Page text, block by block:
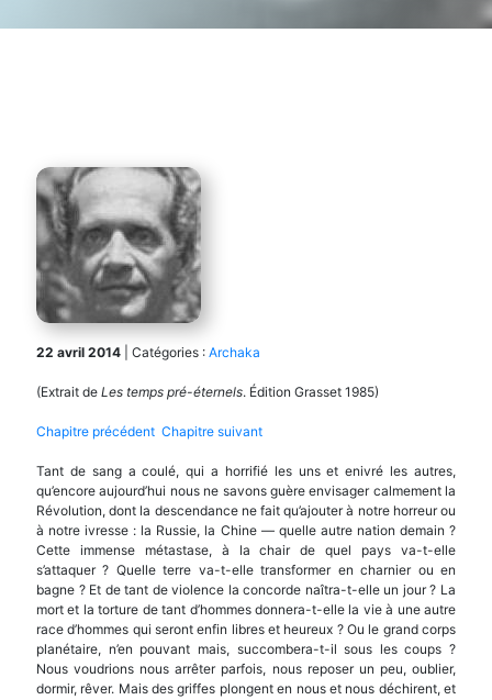
22 avril 2014 Catégories : Archaka
(Extrait de Les temps pré-éternels. Édition Grasset 1985)
Chapitre précédent Chapitre suivant
Tant de sang a coulé, qui a horrifié les uns et enivré les autres,
qu’encore aujourd’hui nous ne savons guère envisager calmement la
Révolution, dont la descendance ne fait qu’ajouter à notre horreur ou
à notre ivresse : la Russie, la Chine — quelle autre nation demain ?
Cette immense métastase, à la chair de quel pays va-t-elle
s’attaquer ? Quelle terre va-t-elle transformer en charnier ou en
bagne ? Et de tant de violence la concorde naîtra-t-elle un jour ? La
mort et la torture de tant d’hommes donnera-t-elle la vie à une autre
race d’hommes qui seront enfin libres et heureux ? Ou le grand corps
planétaire, n’en pouvant mais, succombera-t-il sous les coups ?
Nous voudrions nous arrêter parfois, nous reposer un peu, oublier,
dormir, rêver. Mais des griffes plongent en nous et nous déchirent, et